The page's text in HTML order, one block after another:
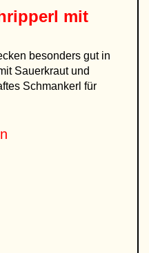
mit
besonders gut in
Sauerkraut und
Schmankerl für